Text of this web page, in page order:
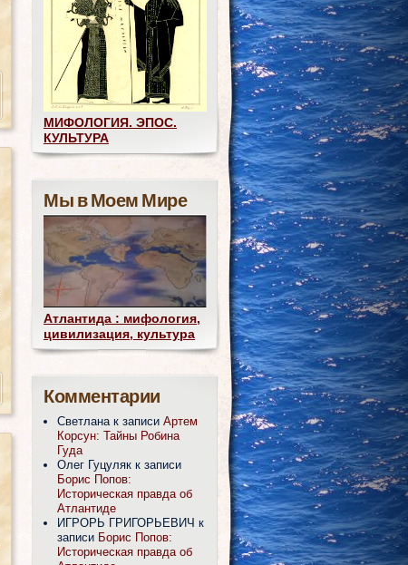
МИФОЛОГИЯ. ЭПОС.
КУЛЬТУРА
Мы в Моем Мире
Атлантида : мифология,
цивилизация, культура
Комментарии
Светлана к записи Артем
Корсун: Тайны Робина
Гуда
Олег Гуцуляк к записи
Борис Попов:
Историческая правда об
Атлантиде
ИГРОРЬ ГРИГОРЬЕВИЧ к
записи Борис Попов:
Историческая правда об